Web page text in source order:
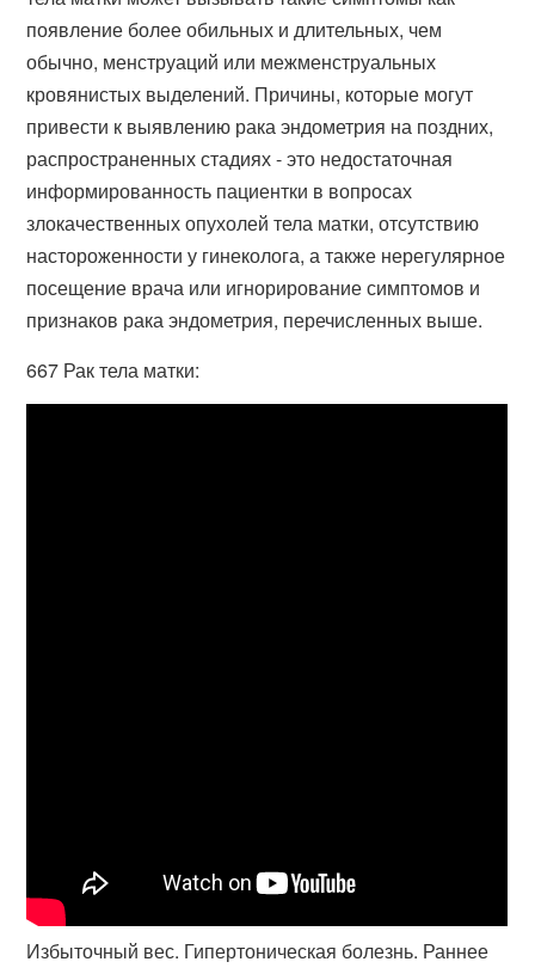
появление более обильных и длительных, чем
обычно, менструаций или межменструальных
кровянистых выделений. Причины, которые могут
привести к выявлению рака эндометрия на поздних,
распространенных стадиях - это недостаточная
информированность пациентки в вопросах
злокачественных опухолей тела матки, отсутствию
настороженности у гинеколога, а также нерегулярное
посещение врача или игнорирование симптомов и
признаков рака эндометрия, перечисленных выше.
667 Рак тела матки:
Избыточный вес. Гипертоническая болезнь. Раннее